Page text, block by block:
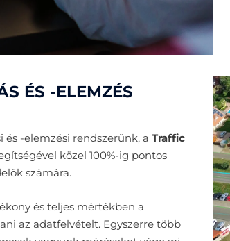
ÉS -ELEMZÉS
és -elemzési rendszerünk, a Traffic
közel 100%-ig pontos
számára.
és teljes mértékben a
az adatfelvételt. Egyszerre több